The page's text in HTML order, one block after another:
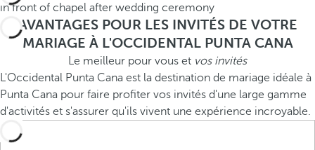
AVANTAGES POUR LES INVITÉS DE VOTRE
MARIAGE À L'OCCIDENTAL PUNTA CANA
Le meilleur pour vous et vos invités
L'Occidental Punta Cana est la destination de mariage idéale à
Punta Cana pour faire profiter vos invités d'une large gamme
d'activités et s'assurer qu'ils vivent une expérience incroyable.